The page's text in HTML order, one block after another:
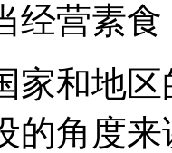
经营素
家和地
的角度